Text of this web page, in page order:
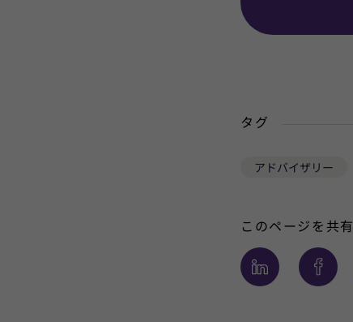
タグ
アドバイザリー
このページを共有